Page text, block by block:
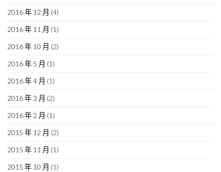
2016 年 12 月 (4)
2016 年 11 月 (1)
2016 年 10 月 (2)
2016 年 5 月 (1)
2016 年 4 月 (1)
2016 年 3 月 (2)
2016 年 2 月 (1)
2015 年 12 月 (2)
2015 年 11 月 (1)
2015 年 10 月 (1)